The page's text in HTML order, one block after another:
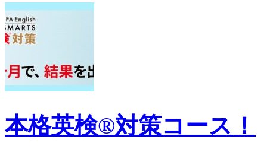
本格英検®対策コース！